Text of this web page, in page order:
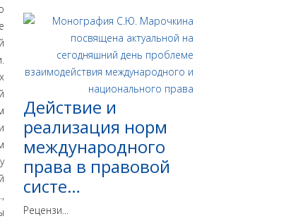
Действие и
реализация норм
международного
права в правовой
систе…
Рецензи...